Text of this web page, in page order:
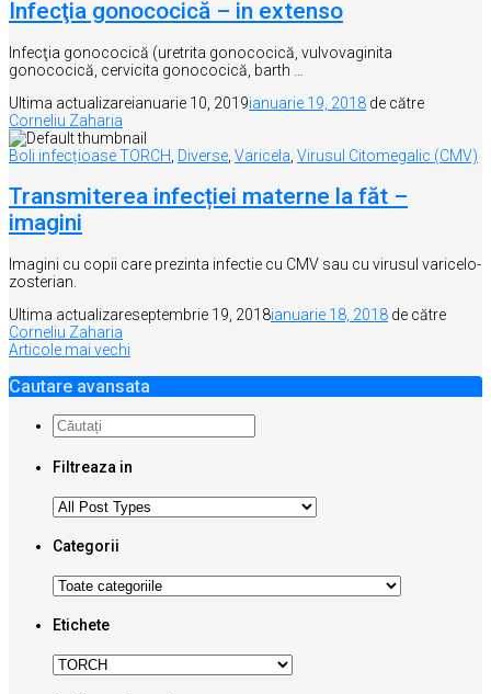
Infecţia gonococică – in extenso
Infecţia gonococică (uretrita gonococică, vulvovaginita
gonococică, cervicita gonococică, barth …
Ultima actualizareianuarie 10, 2019ianuarie 19, 2018 de către
Corneliu Zaharia
Boli infecțioase TORCH Diverse Varicela Virusul Citomegalic (CMV)
Transmiterea infecției materne la făt –
imagini
Imagini cu copii care prezinta infectie cu CMV sau cu virusul varicelo-
zosterian.
Ultima actualizareseptembrie 19, 2018ianuarie 18, 2018 de către
Corneliu Zaharia
Navigare
în
articole
Articole mai vechi
Cautare avansata
Filtreaza in
Categorii
Etichete